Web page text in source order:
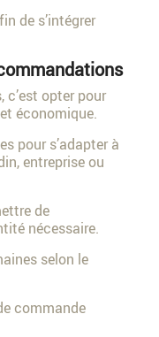
de s’intégrer
c’est opter pour
économique.
pour s’adapter à
entreprise ou
de
nécessaire.
selon le
commande